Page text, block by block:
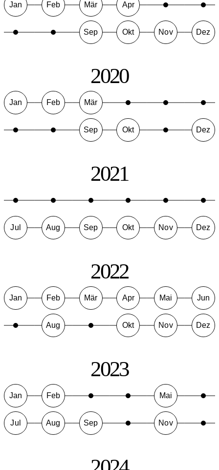
Jan Feb Mär Apr
Sep Okt Nov Dez
2020
Jan Feb Mär
Sep Okt Dez
2021
Jul Aug Sep Okt Nov Dez
2022
Jan Feb Mär Apr Mai Jun
Aug Okt Nov Dez
2023
Jan Feb Mai
Jul Aug Sep Nov